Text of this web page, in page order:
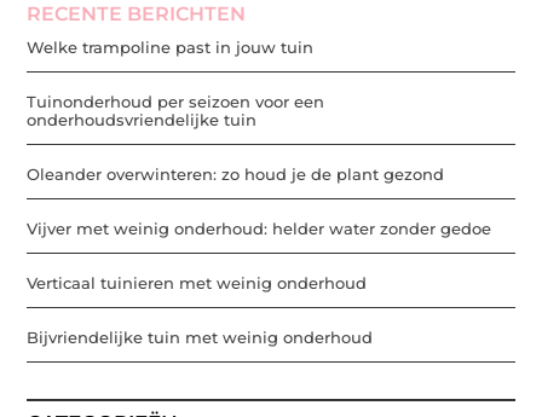
RECENTE BERICHTEN
Welke trampoline past in jouw tuin
Tuinonderhoud per seizoen voor een
onderhoudsvriendelijke tuin
Oleander overwinteren: zo houd je de plant gezond
Vijver met weinig onderhoud: helder water zonder gedoe
Verticaal tuinieren met weinig onderhoud
Bijvriendelijke tuin met weinig onderhoud